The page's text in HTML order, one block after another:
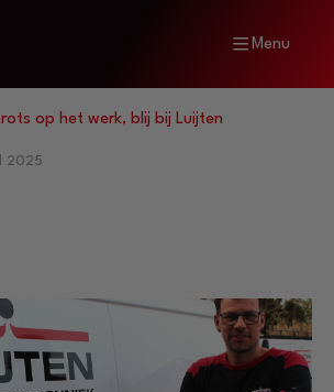
Menu
op het werk, blij bij Luijten
2025